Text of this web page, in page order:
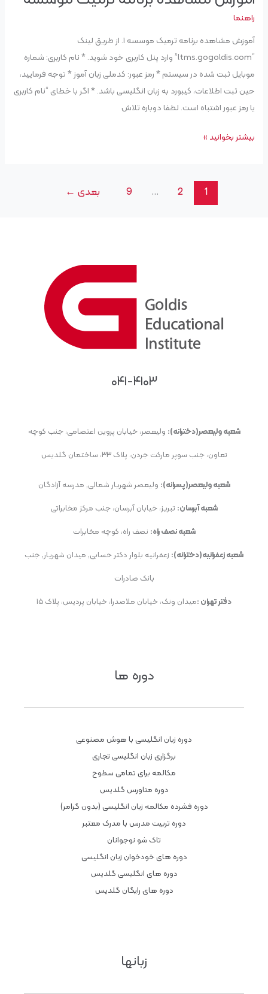
راهنما
آموزش مشاهده برنامه ترمیک موسسه ۱. از طریق لینک
“ltms.gogoldis.com” وارد پنل کاربری خود شوید. * نام کاربری: شماره
موبایل ثبت شده در سیستم * رمز عبور: کدملی زبان آموز * توجه فرمایید،
حین ثبت اطلاعات، کیبورد به زبان انگلیسی باشد. * اگر با خطای “نام کاربری
یا رمز عبور اشتباه است. لطفا دوباره تلاش
مشاهده
ترمیک
موسسه
بیشتر بخوانید »
1
2
…
9 بعدی ←
۰۴۱-۴۱۰۳
شعبه ولیعصر(دخترانه): ولیعصر، خیابان پروین اعتصامی، جنب کوچه
تعاون، جنب سوپر مارکت جردن، پلاک ۳۳، ساختمان گلدیس
شعبه ولیعصر(پسرانه): ولیعصر شهریار شمالی, مدرسه آزادگان
شعبه آبرسان: تبریز، خیابان آبرسان، جنب مرکز مخابراتی
شعبه نصف راه: نصف راه، کوچه مخابرات
شعبه زعفرانیه(دخترانه): زعفرانیه بلوار دکتر حسابی, میدان شهریار, جنب
بانک صادرات
دفتر تهران :میدان ونک، خیابان ملاصدرا، خیابان پردیس، پلاک ۱۵
دوره ها
دوره زبان انگلیسی با هوش مصنوعی
برگزاری زبان انگلیسی تجاری
مکالمه برای تمامی سطوح
دوره متاورس گلدیس
دوره فشرده مکالمه زبان انگلیسی (بدون گرامر)
دوره تربیت مدرس با مدرک معتبر
تاک شو نوجوانان
دوره های خودخوان زبان انگلیسی
دوره های انگلیسی گلدیس
دوره های رایگان گلدیس
زبانها